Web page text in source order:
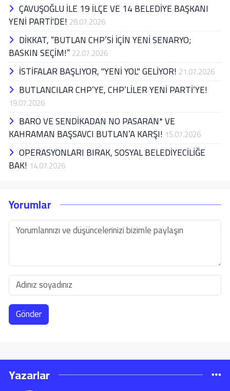
ÇAVUŞOĞLU İLE 19 İLÇE VE 14 BELEDİYE BAŞKANI
YENİ PARTİ'DE! 28.07.2026
DİKKAT, “BUTLAN CHP’Sİ İÇİN YENİ SENARYO;
BASKIN SEÇİM!”22.07.2026
İSTİFALAR BAŞLIYOR, "YENİ YOL" GELİYOR! 21.07.2026
BUTLANCILAR CHP’YE, CHP’LİLER YENİ PARTİ’YE!
19.07.2026
BARO VE SENDİKADAN NO PASARAN* VE
KAHRAMAN BAŞSAVCI BUTLAN’A KARŞI! 15.07.2026
OPERASYONLARI BIRAK, SOSYAL BELEDİYECİLİĞE
BAK! 14.07.2026
Yorumlar
Gönder
Yazarlar